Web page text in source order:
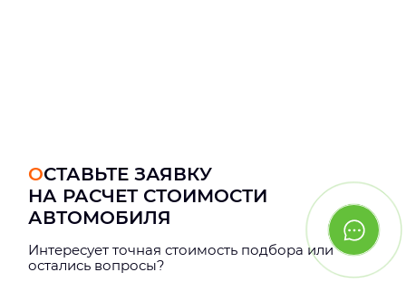
ОСТАВЬТЕ ЗАЯВКУ
НА РАСЧЕТ СТОИМОСТИ
АВТОМОБИЛЯ
Интерeсует точная стоимость подбора или
остались вопросы?